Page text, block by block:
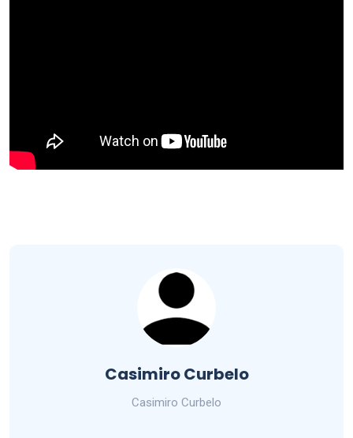
Casimiro Curbelo
Casimiro Curbelo